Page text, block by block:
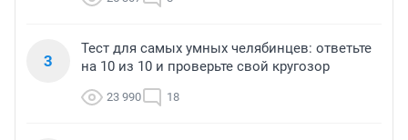
3
Тест для самых умных челябинцев: ответьте
на 10 из 10 и проверьте свой кругозор
23 990 18